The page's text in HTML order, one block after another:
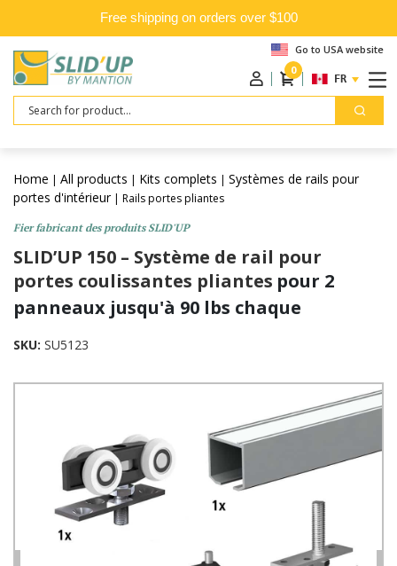
Free shipping on orders over $100
Go to USA website
0
FRANÇAIS
Search
Home | All products | Kits complets | Systèmes de rails pour
portes d'intérieur| Rails portes pliantes
Fier fabricant des produits SLID'UP
SLID’UP 150 – Système de rail pour
portes coulissantes pliantes pour 2
panneaux jusqu'à 90 lbs chaque
SKU: SU5123